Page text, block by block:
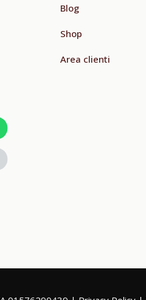
Blog
Shop
Area clienti